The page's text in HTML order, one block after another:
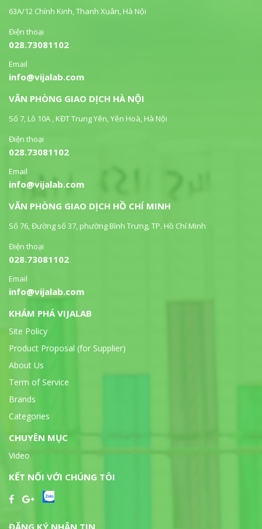
63A/12 Chính Kinh, Thanh Xuân, Hà Nội
Điện thoại
028.73081102
Email
info@vijalab.com
VĂN PHÒNG GIAO DỊCH HÀ NỘI
Số 7, Lô 10A , KĐT Trung Yên, Yên Hoà, Hà Nội
Điện thoại
028.73081102
Email
info@vijalab.com
VĂN PHÒNG GIAO DỊCH HỒ CHÍ MINH
Số 76, Đường số 37, phường Bình Trưng, TP. Hồ Chí Minh
Điện thoại
028.73081102
Email
info@vijalab.com
KHÁM PHÁ VIJALAB
Site Policy
Product Proposal (for Supplier)
About Us
Term of Service
Brands
Categories
CHUYÊN MỤC
Video
KẾT NỐI VỚI CHÚNG TÔI
ĐĂNG KÝ NHẬN TIN